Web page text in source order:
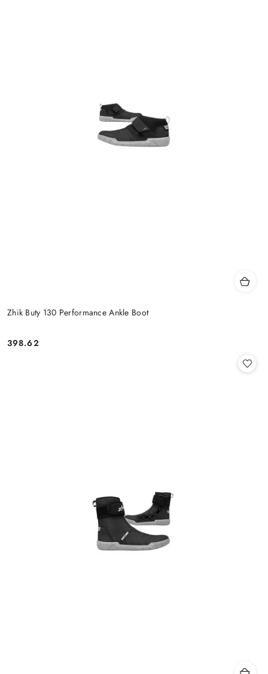
Zhik Buty 130 Performance Ankle Boot
Cena:
398.62